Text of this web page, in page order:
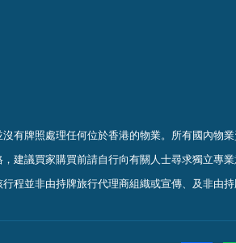
有牌照處理任何位於香港的物業。 所有國內物
議買家購買前請自行向有關人士尋求獨立專
程並非由持牌旅行代理商組織或宣傳、及非由